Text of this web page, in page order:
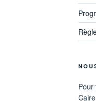
Pour